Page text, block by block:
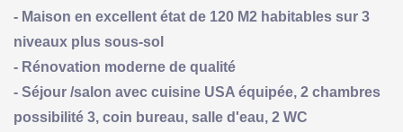
- Maison en excellent état de 120 M2 habitables sur 3
niveaux plus sous-sol
- Rénovation moderne de qualité
- Séjour /salon avec cuisine USA équipée, 2 chambres
possibilité 3, coin bureau, salle d'eau, 2 WC